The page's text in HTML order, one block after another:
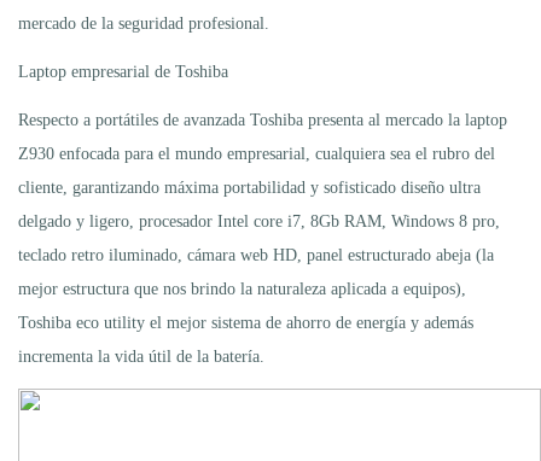
mercado de la seguridad profesional.
Laptop empresarial de Toshiba
Respecto a portátiles de avanzada Toshiba presenta al mercado la laptop
Z930 enfocada para el mundo empresarial, cualquiera sea el rubro del
cliente, garantizando máxima portabilidad y sofisticado diseño ultra
delgado y ligero, procesador Intel core i7, 8Gb RAM, Windows 8 pro,
teclado retro iluminado, cámara web HD, panel estructurado abeja (la
mejor estructura que nos brindo la naturaleza aplicada a equipos),
Toshiba eco utility el mejor sistema de ahorro de energía y además
incrementa la vida útil de la batería.